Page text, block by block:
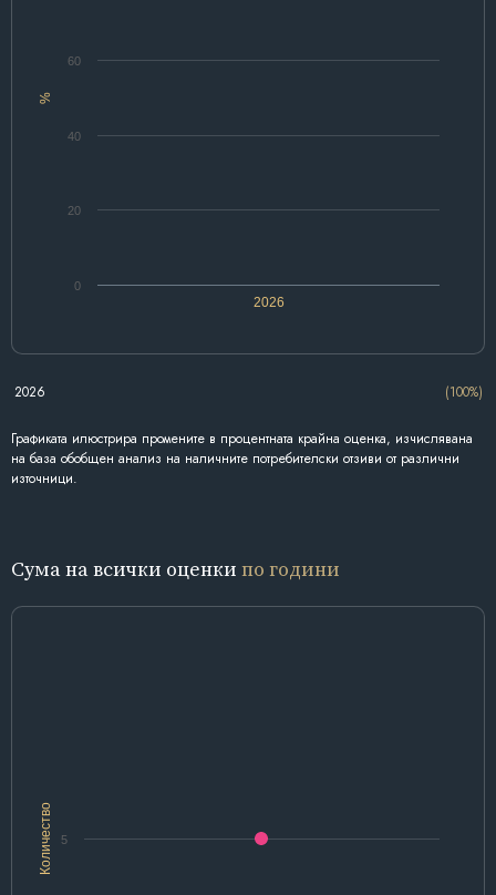
%
2026
0
20
40
60
2026 (100%)
Графиката илюстрира промените в процентната крайна оценка, изчислявана
на база обобщен анализ на наличните потребителски отзиви от различни
източници.
Сума на всички оценки по години
Количество 5